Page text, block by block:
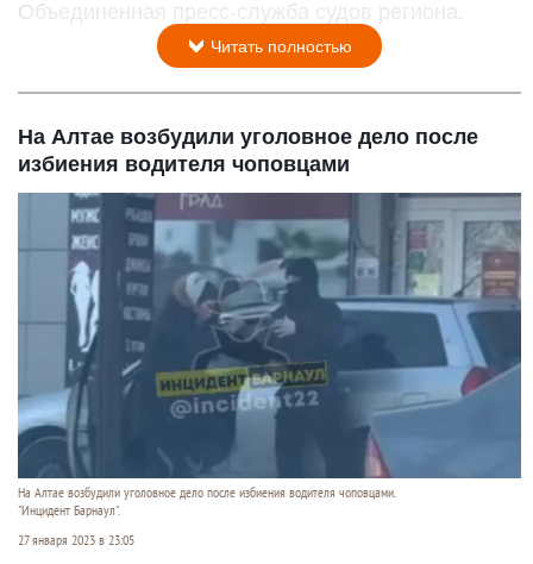
Объединенная пресс-служба судов региона.
Читать полностью
На Алтае возбудили уголовное дело после
избиения водителя чоповцами
На Алтае возбудили уголовное дело после избиения водителя чоповцами.
"Инцидент Барнаул".
27 января 2023 в 23:05